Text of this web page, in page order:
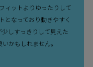
ィットよりゆったりして
となっており動きやすく
しすっきりして見えた
かもしれません。